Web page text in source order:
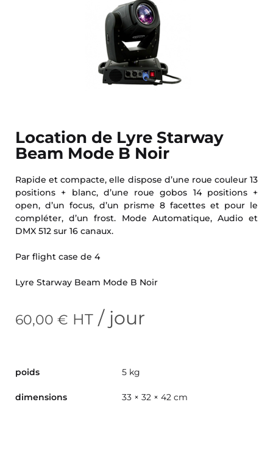
Location de Lyre Starway
Beam Mode B Noir
Rapide et compacte, elle dispose d’une roue couleur 13
positions + blanc, d’une roue gobos 14 positions +
open, d’un focus, d’un prisme 8 facettes et pour le
compléter, d’un frost. Mode Automatique, Audio et
DMX 512 sur 16 canaux.
Par flight case de 4
Lyre Starway Beam Mode B Noir
60,00 € HT / jour
poids 5 kg
dimensions 33 × 32 × 42 cm